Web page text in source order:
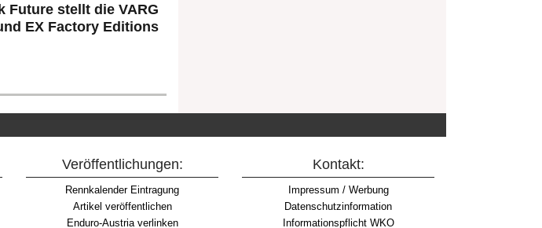
Future stellt die VARG
EX Factory Editions
Veröffentlichungen:
Rennkalender Eintragung
Artikel veröffentlichen
Enduro-Austria verlinken
Kontakt:
Impressum / Werbung
Datenschutzinformation
Informationspflicht WKO